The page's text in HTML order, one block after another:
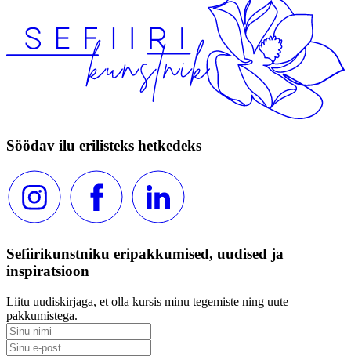
Söödav ilu erilisteks hetkedeks
Sefiirikunstniku eripakkumised, uudised ja
inspiratsioon
Liitu uudiskirjaga, et olla kursis minu tegemiste ning uute
pakkumistega.